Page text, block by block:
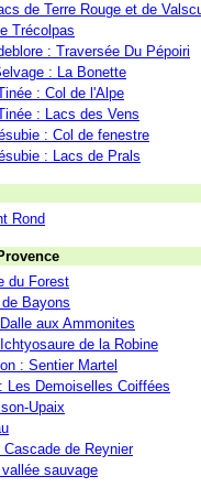
de Terre Rouge et de
Trécolpas
: Traversée Du Pépoiri
: La Bonette
: Col de l'Alpe
: Lacs des Vens
: Col de fenestre
: Lacs de Prals
Rond
du Forest
Bayons
aux Ammonites
de la Robine
: Sentier Martel
Les Demoiselles Coiffées
Upaix
de Reynier
sauvage